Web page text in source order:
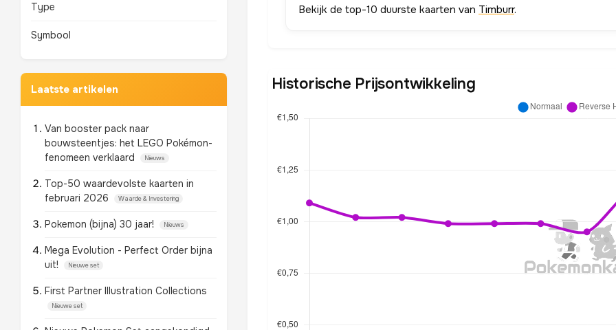
Type
Symbool
Laatste artikelen
Van booster pack naar
bouwsteentjes: het LEGO Pokémon-
fenomeen verklaard
Nieuws
Top-50 waardevolste kaarten in
februari 2026
Waarde & Investering
Pokemon (bijna) 30 jaar! Nieuws
Mega Evolution - Perfect Order bijna
uit!
Nieuwe set
First Partner Illustration Collections
Nieuwe set
Bekijk de top-10 duurste kaarten van Timburr.
Historische Prijsontwikkeling